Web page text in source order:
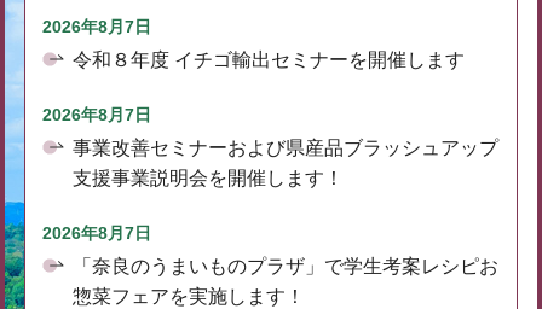
2026年8月7日
令和８年度 イチゴ輸出セミナーを開催します
2026年8月7日
事業改善セミナーおよび県産品ブラッシュアップ
支援事業説明会を開催します！
2026年8月7日
「奈良のうまいものプラザ」で学生考案レシピお
惣菜フェアを実施します！